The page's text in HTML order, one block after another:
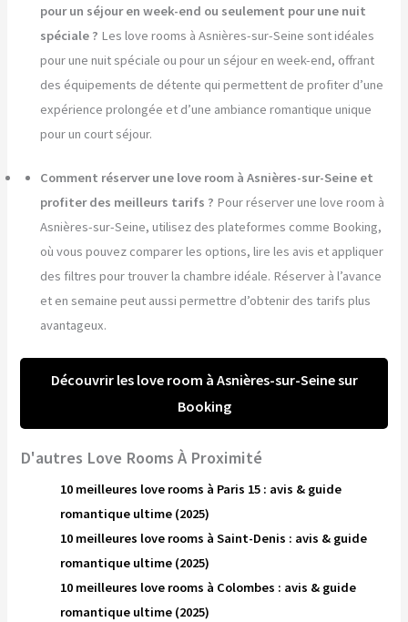
pour un séjour en week-end ou seulement pour une nuit
spéciale ? Les love rooms à Asnières-sur-Seine sont idéales
pour une nuit spéciale ou pour un séjour en week-end, offrant
des équipements de détente qui permettent de profiter d’une
expérience prolongée et d’une ambiance romantique unique
pour un court séjour.
Comment réserver une love room à Asnières-sur-Seine et
profiter des meilleurs tarifs ? Pour réserver une love room à
Asnières-sur-Seine, utilisez des plateformes comme Booking,
où vous pouvez comparer les options, lire les avis et appliquer
des filtres pour trouver la chambre idéale. Réserver à l’avance
et en semaine peut aussi permettre d’obtenir des tarifs plus
avantageux.
Découvrir les love room à Asnières-sur-Seine sur
Booking
D'autres Love Rooms À Proximité
10 meilleures love rooms à Paris 15 : avis & guide
romantique ultime (2025)
10 meilleures love rooms à Saint-Denis : avis & guide
romantique ultime (2025)
10 meilleures love rooms à Colombes : avis & guide
romantique ultime (2025)